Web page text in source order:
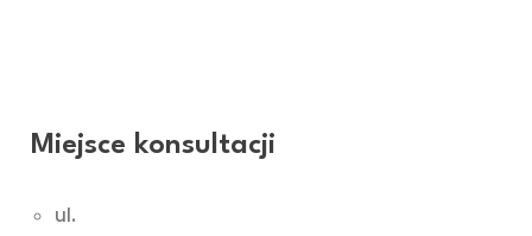
Miejsce konsultacji
ul.